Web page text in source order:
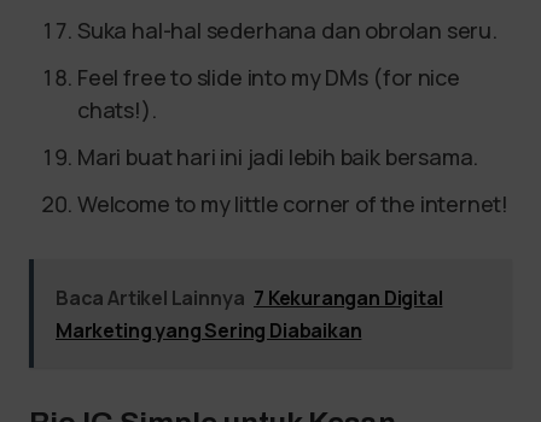
Suka hal-hal sederhana dan obrolan seru.
Feel free to slide into my DMs (for nice
chats!).
Mari buat hari ini jadi lebih baik bersama.
Welcome to my little corner of the internet!
Baca Artikel Lainnya 7 Kekurangan Digital
Marketing yang Sering Diabaikan